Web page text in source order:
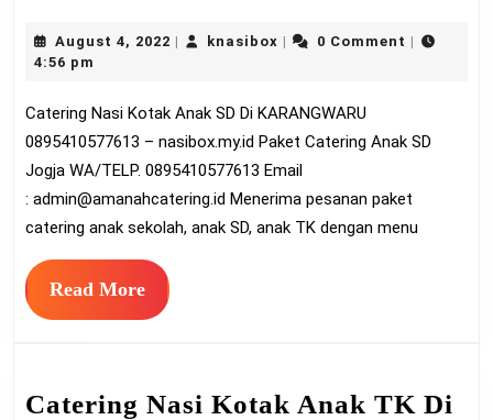
August 4, 2022 August
| knasiboxknasibox
| 0 Comment |
4:56 pm
Catering Nasi Kotak Anak SD Di KARANGWARU
0895410577613 – nasibox.my.id Paket Catering Anak SD
Jogja WA/TELP. 0895410577613 Email
: admin@amanahcatering.id Menerima pesanan paket
catering anak sekolah, anak SD, anak TK dengan menu
Read MoreRead
More
Catering Nasi Kotak Anak TK Di